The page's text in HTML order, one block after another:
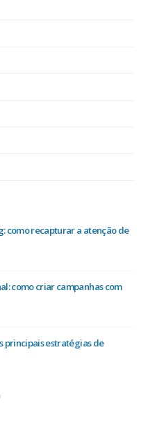
redes sociais no SEO
conexão com o público-alvo
bons resultados na